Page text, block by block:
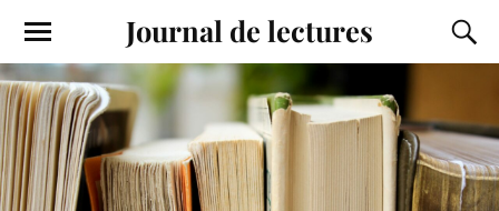
Journal de lectures